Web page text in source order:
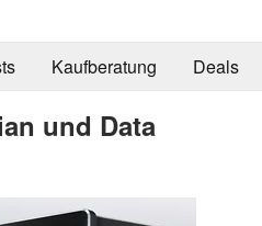
Kaufberatung Deals
und Data